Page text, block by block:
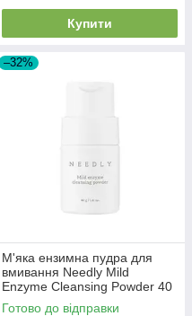
Купити
–32%
М'яка ензимна пудра для
вмивання Needly Mild
Enzyme Cleansing Powder 40
гр
Готово до відправки